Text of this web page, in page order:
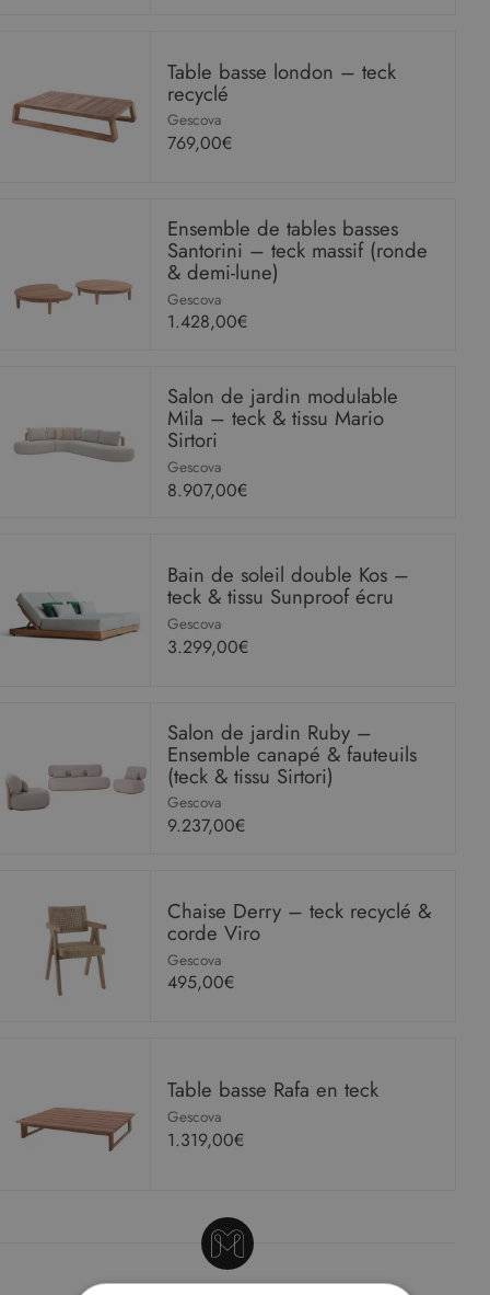
Table basse london – teck
recyclé
Gescova
769,00€
Ensemble de tables basses
Santorini – teck massif (ronde
& demi-lune)
Gescova
1.428,00€
Salon de jardin modulable
Mila – teck & tissu Mario
Sirtori
Gescova
8.907,00€
Bain de soleil double Kos –
teck & tissu Sunproof écru
Gescova
3.299,00€
Salon de jardin Ruby –
Ensemble canapé & fauteuils
(teck & tissu Sirtori)
Gescova
9.237,00€
Chaise Derry – teck recyclé &
corde Viro
Gescova
495,00€
Table basse Rafa en teck
Gescova
1.319,00€